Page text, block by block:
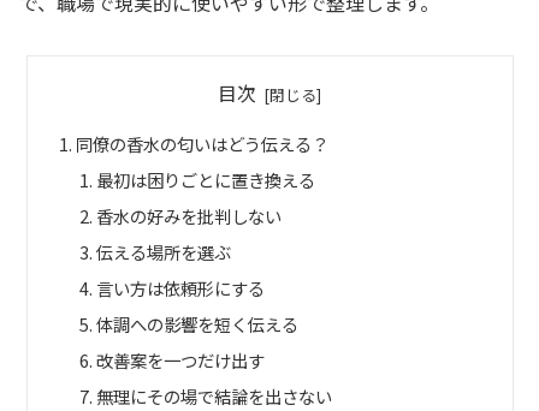
目次
同僚の香水の匂いはどう伝える？
最初は困りごとに置き換える
香水の好みを批判しない
伝える場所を選ぶ
言い方は依頼形にする
体調への影響を短く伝える
改善案を一つだけ出す
無理にその場で結論を出さない